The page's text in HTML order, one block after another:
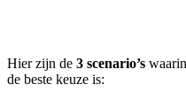
Hier zijn de 3 scenario’s
de beste keuze is: